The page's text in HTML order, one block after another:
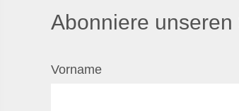
Abonniere
Vorname